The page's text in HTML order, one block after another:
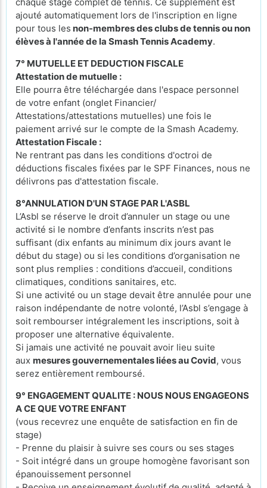
ajouté automatiquement lors de l'inscription en ligne
pour tous les non-membres des clubs de tennis ou non
élèves à l'année de la Smash Tennis Academy.
7° MUTUELLE ET DEDUCTION FISCALE
Attestation de mutuelle :
Elle pourra être téléchargée dans l'espace personnel
de votre enfant (onglet Financier/
Attestations/attestations mutuelles) une fois le
paiement arrivé sur le compte de la Smash Academy.
Attestation Fiscale :
Ne rentrant pas dans les conditions d'octroi de
déductions fiscales fixées par le SPF Finances, nous ne
délivrons pas d'attestation fiscale.
8°ANNULATION D'UN STAGE PAR L'ASBL
L’Asbl se réserve le droit d’annuler un stage ou une
activité si le nombre d’enfants inscrits n’est pas
suffisant (dix enfants au minimum dix jours avant le
début du stage) ou si les conditions d’organisation ne
sont plus remplies : conditions d’accueil, conditions
climatiques, conditions sanitaires, etc.
Si une activité ou un stage devait être annulée pour une
raison indépendante de notre volonté, l’Asbl s’engage à
soit rembourser intégralement les inscriptions, soit à
proposer une alternative équivalente.
Si jamais une activité ne pouvait avoir lieu suite
aux mesures gouvernementales liées au Covid, vous
serez entièrement remboursé.
9° ENGAGEMENT QUALITE : NOUS NOUS ENGAGEONS
A CE QUE VOTRE ENFANT
(vous recevrez une enquête de satisfaction en fin de
stage)
- Prenne du plaisir à suivre ses cours ou ses stages
- Soit intégré dans un groupe homogène favorisant son
épanouissement personnel